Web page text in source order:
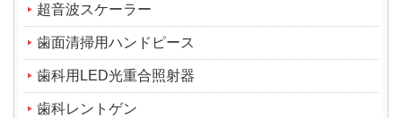
超音波スケーラー
歯面清掃用ハンドピース
歯科用LED光重合照射器
歯科レントゲン